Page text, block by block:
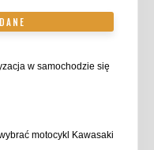
w samochodzie się
motocykl Kawasaki